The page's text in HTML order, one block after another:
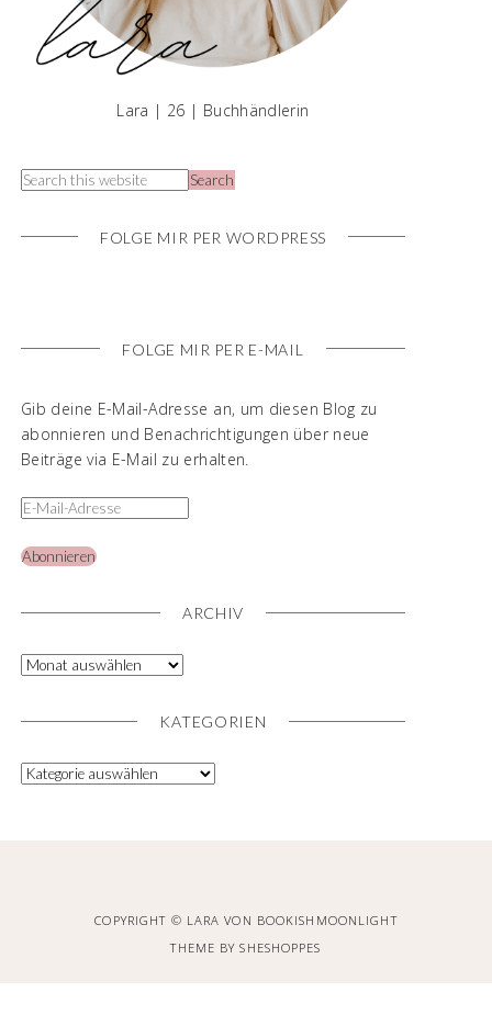
Lara | 26 | Buchhändlerin
FOLGE MIR PER WORDPRESS
FOLGE MIR PER E-MAIL
Gib deine E-Mail-Adresse an, um diesen Blog zu
abonnieren und Benachrichtigungen über neue
Beiträge via E-Mail zu erhalten.
Abonnieren
ARCHIV
KATEGORIEN
COPYRIGHT © LARA VON BOOKISHMOONLIGHT
THEME BYSHESHOPPES